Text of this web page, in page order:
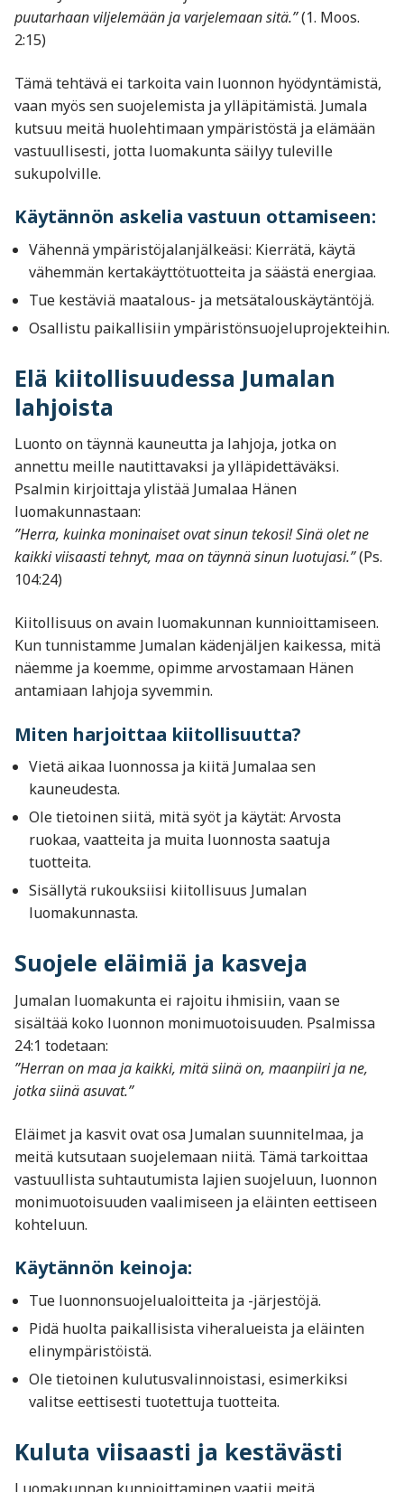
puutarhaan viljelemään ja varjelemaan sitä.”(1. Moos.
2:15)
Tämä tehtävä ei tarkoita vain luonnon hyödyntämistä,
vaan myös sen suojelemista ja ylläpitämistä. Jumala
kutsuu meitä huolehtimaan ympäristöstä ja elämään
vastuullisesti, jotta luomakunta säilyy tuleville
sukupolville.
Käytännön askelia vastuun ottamiseen:
Vähennä ympäristöjalanjälkeäsi: Kierrätä, käytä
vähemmän kertakäyttötuotteita ja säästä energiaa.
Tue kestäviä maatalous- ja metsätalouskäytäntöjä.
Osallistu paikallisiin ympäristönsuojeluprojekteihin.
Elä kiitollisuudessa Jumalan
lahjoista
Luonto on täynnä kauneutta ja lahjoja, jotka on
annettu meille nautittavaksi ja ylläpidettäväksi.
Psalmin kirjoittaja ylistää Jumalaa Hänen
luomakunnastaan:
”Herra, kuinka moninaiset ovat sinun tekosi! Sinä olet ne
kaikki viisaasti tehnyt, maa on täynnä sinun luotujasi.”(Ps.
104:24)
Kiitollisuus on avain luomakunnan kunnioittamiseen.
Kun tunnistamme Jumalan kädenjäljen kaikessa, mitä
näemme ja koemme, opimme arvostamaan Hänen
antamiaan lahjoja syvemmin.
Miten harjoittaa kiitollisuutta?
Vietä aikaa luonnossa ja kiitä Jumalaa sen
kauneudesta.
Ole tietoinen siitä, mitä syöt ja käytät: Arvosta
ruokaa, vaatteita ja muita luonnosta saatuja
tuotteita.
Sisällytä rukouksiisi kiitollisuus Jumalan
luomakunnasta.
Suojele eläimiä ja kasveja
Jumalan luomakunta ei rajoitu ihmisiin, vaan se
sisältää koko luonnon monimuotoisuuden. Psalmissa
24:1 todetaan:
”Herran on maa ja kaikki, mitä siinä on, maanpiiri ja ne,
jotka siinä asuvat.”
Eläimet ja kasvit ovat osa Jumalan suunnitelmaa, ja
meitä kutsutaan suojelemaan niitä. Tämä tarkoittaa
vastuullista suhtautumista lajien suojeluun, luonnon
monimuotoisuuden vaalimiseen ja eläinten eettiseen
kohteluun.
Käytännön keinoja:
Tue luonnonsuojelualoitteita ja -järjestöjä.
Pidä huolta paikallisista viheralueista ja eläinten
elinympäristöistä.
Ole tietoinen kulutusvalinnoistasi, esimerkiksi
valitse eettisesti tuotettuja tuotteita.
Kuluta viisaasti ja kestävästi